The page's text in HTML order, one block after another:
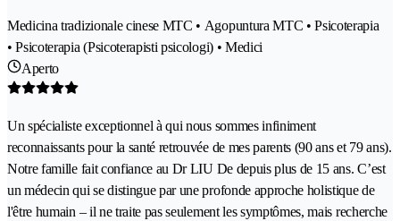
Medicina tradizionale cinese MTC • Agopuntura MTC • Psicoterapia
• Psicoterapia (Psicoterapisti psicologi) • Medici
Aperto
Un spécialiste exceptionnel à qui nous sommes infiniment
reconnaissants pour la santé retrouvée de mes parents (90 ans et 79 ans).
Notre famille fait confiance au Dr LIU De depuis plus de 15 ans. C’est
un médecin qui se distingue par une profonde approche holistique de
l'être humain – il ne traite pas seulement les symptômes, mais recherche